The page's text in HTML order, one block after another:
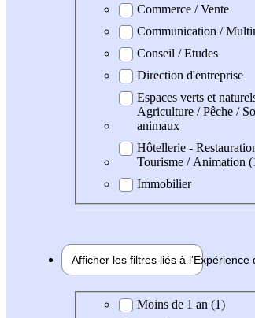
Commerce / Vente
Communication /
Conseil / Etudes
Direction d'entreprise
Espaces verts et
Agriculture / Pêche /
animaux
Hôtellerie -
Tourisme / Animation
Immobilier
Afficher les filtres liés à l'Expérience
Expérience demandée
Moins de 1 an (1)